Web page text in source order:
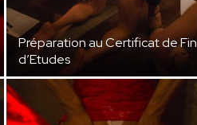
Préparation au Certificat de Fin
d’Etudes